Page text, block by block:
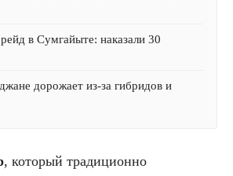
в Сумгайыте: наказали 30
дорожает из-за гибридов и
, который традиционно